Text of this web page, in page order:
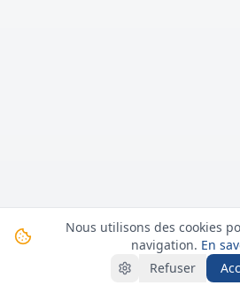
Nous utilisons des cookies
navigation. En
Refuser